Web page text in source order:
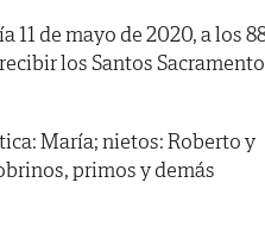
11 de mayo de 2020, a los
los Santos
María; nietos: Roberto y
primos y demás